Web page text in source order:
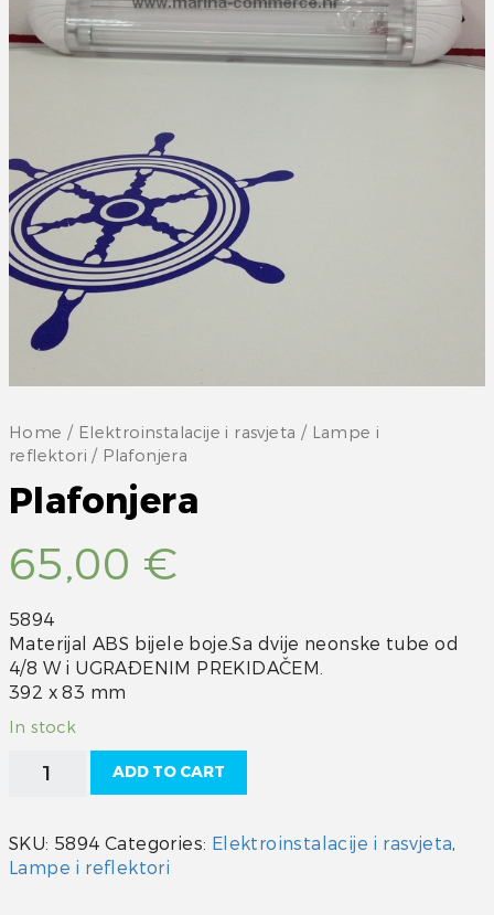
Home / Elektroinstalacije i rasvjeta / Lampe i
reflektori / Plafonjera
Plafonjera
65,00 €
5894
Materijal ABS bijele boje.Sa dvije neonske tube od
4/8 W i UGRAĐENIM PREKIDAČEM.
392 x 83 mm
In stock
Plafonjera
quantity
ADD TO CART
SKU: 5894 Categories: Elektroinstalacije i rasvjeta,
Lampe i reflektori